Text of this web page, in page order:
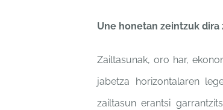
Une honetan zeintzuk dira
Zailtasunak, oro har,
jabetza horizontalaren
zailtasun erantsi